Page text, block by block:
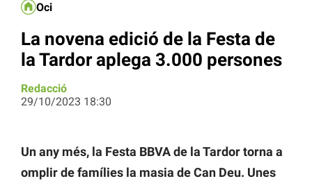
Oci
La novena edició de la Festa de
la Tardor aplega 3.000 persones
Redacció
29/10/2023 18:30
Un any més, la Festa BBVA de la Tardor torna a
omplir de famílies la masia de Can Deu. Unes